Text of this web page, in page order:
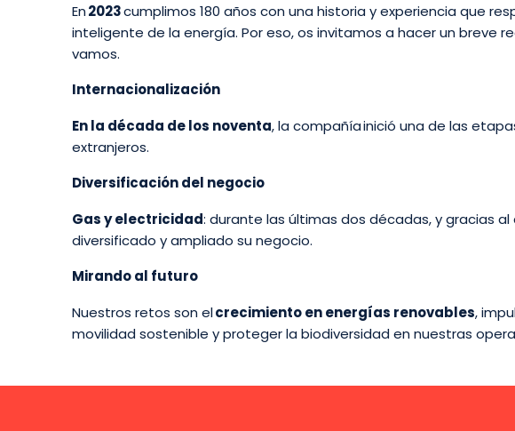
En2023cumplimos 180 años con una historia y experiencia que
inteligente de la energía. Por eso, os invitamos a hacer un breve
vamos.
Internacionalización
En la década de los noventa, la compañía inició una de las
extranjeros.
Diversificación del negocio
Gas y electricidad: durante las últimas dos décadas, y gracias
diversificado y ampliado su negocio.
Mirando al futuro
Nuestros retos son elcrecimiento en energías renovables,
movilidad sostenible y proteger la biodiversidad en nuestras